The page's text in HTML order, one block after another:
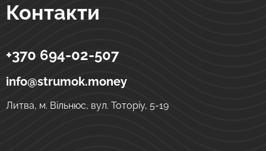
Контакти
Strumok
Грошові перекази в Україну
вул. Тоторіу, 5-19
+370 694-02-507
info@strumok.money
Литва, м. Вільнюс, вул. Тоторіу, 5-19